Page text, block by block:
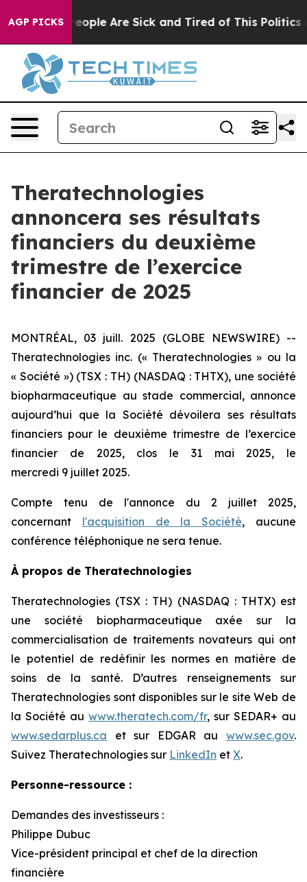
AGP PICKS
Win: “People Are Sick and Tired of This Politics of
Theratechnologies
annoncera ses résultats
financiers du deuxième
trimestre de l’exercice
financier de 2025
MONTRÉAL, 03 juill. 2025 (GLOBE NEWSWIRE) --
Theratechnologies inc. (« Theratechnologies » ou la
« Société ») (TSX : TH) (NASDAQ : THTX), une société
biopharmaceutique au stade commercial, annonce
aujourd’hui que la Société dévoilera ses résultats
financiers pour le deuxième trimestre de l’exercice
financier de 2025, clos le 31 mai 2025, le
mercredi 9 juillet 2025.
Compte tenu de l'annonce du 2 juillet 2025,
concernant l'acquisition de la Société, aucune
conférence téléphonique ne sera tenue.
À propos de Theratechnologies
Theratechnologies (TSX : TH) (NASDAQ : THTX) est
une société biopharmaceutique axée sur la
commercialisation de traitements novateurs qui ont
le potentiel de redéfinir les normes en matière de
soins de la santé. D’autres renseignements sur
Theratechnologies sont disponibles sur le site Web de
la Société au www.theratech.com/fr, sur SEDAR+ au
www.sedarplus.ca et sur EDGAR au www.sec.gov.
Suivez Theratechnologies sur LinkedIn et X.
Personne-ressource :
Demandes des investisseurs :
Philippe Dubuc
Vice-président principal et chef de la direction
financière